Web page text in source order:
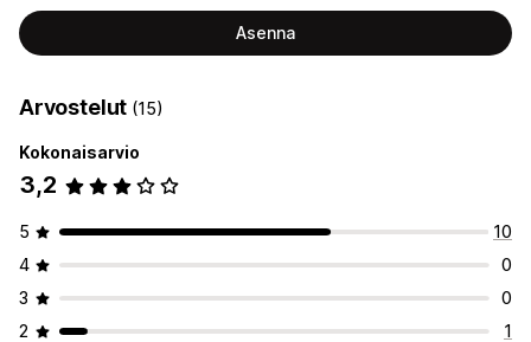
Asenna
Arvostelut (15)
Kokonaisarvio
3,2
5
10
4
0
3
0
2
1